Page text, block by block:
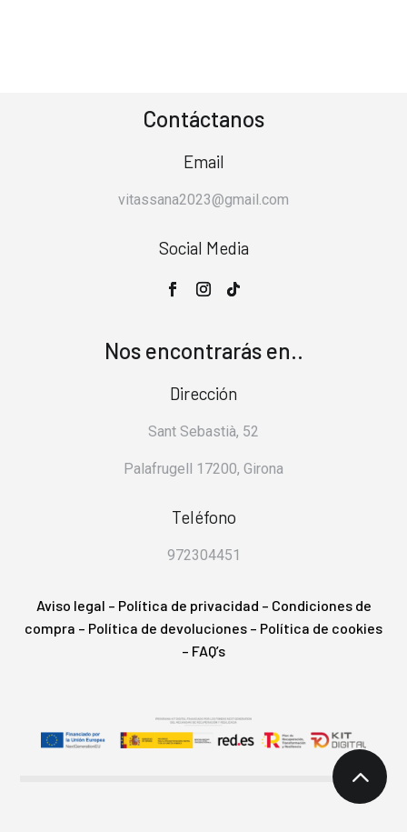
Contáctanos
Email
vitassana2023@gmail.com
Social Media
Nos encontrarás en..
Dirección
Sant Sebastià, 52
Palafrugell 17200, Girona
Teléfono
972304451
Aviso legal – Política de privacidad – Condiciones de
compra – Política de devoluciones – Política de cookies
– FAQ’s
2